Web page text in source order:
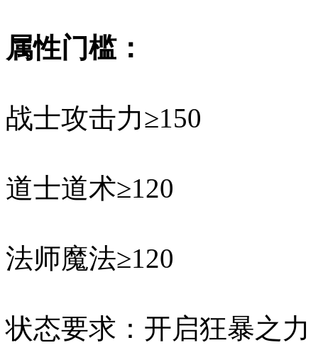
属性门槛：
战士攻击力≥150
道士道术≥120
法师魔法≥120
状态要求：开启狂暴之